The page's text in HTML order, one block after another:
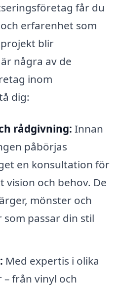
får du
erfarenhet som
blir
några av de
inom
dig:
rådgivning: Innan
påbörjas
en konsultation för
och behov. De
mönster och
passar din stil
Med expertis i olika
från vinyl och